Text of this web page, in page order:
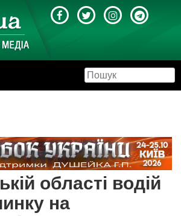
області водій
на